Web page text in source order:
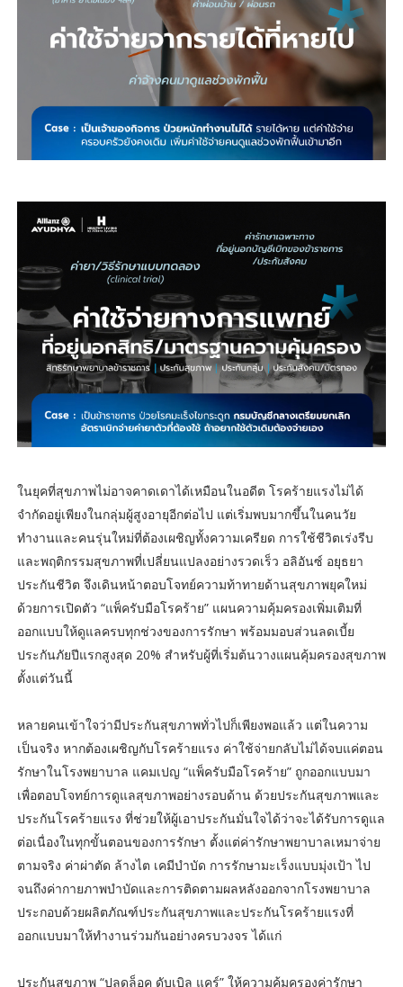
ในยุคที่สุขภาพไม่อาจคาดเดาได้เหมือนในอดีต โรคร้ายแรงไม่ได้
จำกัดอยู่เพียงในกลุ่มผู้สูงอายุอีกต่อไป แต่เริ่มพบมากขึ้นในคนวัย
ทำงานและคนรุ่นใหม่ที่ต้องเผชิญทั้งความเครียด การใช้ชีวิตเร่งรีบ
และพฤติกรรมสุขภาพที่เปลี่ยนแปลงอย่างรวดเร็ว อลิอันซ์ อยุธยา
ประกันชีวิต จึงเดินหน้าตอบโจทย์ความท้าทายด้านสุขภาพยุคใหม่
ด้วยการเปิดตัว “แพ็ครับมือโรคร้าย” แผนความคุ้มครองเพิ่มเติมที่
ออกแบบให้ดูแลครบทุกช่วงของการรักษา พร้อมมอบส่วนลดเบี้ย
ประกันภัยปีแรกสูงสุด 20% สำหรับผู้ที่เริ่มต้นวางแผนคุ้มครองสุขภาพ
ตั้งแต่วันนี้
หลายคนเข้าใจว่ามีประกันสุขภาพทั่วไปก็เพียงพอแล้ว แต่ในความ
เป็นจริง หากต้องเผชิญกับโรคร้ายแรง ค่าใช้จ่ายกลับไม่ได้จบแค่ตอน
รักษาในโรงพยาบาล แคมเปญ “แพ็ครับมือโรคร้าย” ถูกออกแบบมา
เพื่อตอบโจทย์การดูแลสุขภาพอย่างรอบด้าน ด้วยประกันสุขภาพและ
ประกันโรคร้ายแรง ที่ช่วยให้ผู้เอาประกันมั่นใจได้ว่าจะได้รับการดูแล
ต่อเนื่องในทุกขั้นตอนของการรักษา ตั้งแต่ค่ารักษาพยาบาลเหมาจ่าย
ตามจริง ค่าผ่าตัด ล้างไต เคมีบำบัด การรักษามะเร็งแบบมุ่งเป้า ไป
จนถึงค่ากายภาพบำบัดและการติดตามผลหลังออกจากโรงพยาบาล
ประกอบด้วยผลิตภัณฑ์ประกันสุขภาพและประกันโรคร้ายแรงที่
ออกแบบมาให้ทำงานร่วมกันอย่างครบวงจร ได้แก่
ประกันสุขภาพ “ปลดล็อค ดับเบิล แคร์” ให้ความคุ้มครองค่ารักษา